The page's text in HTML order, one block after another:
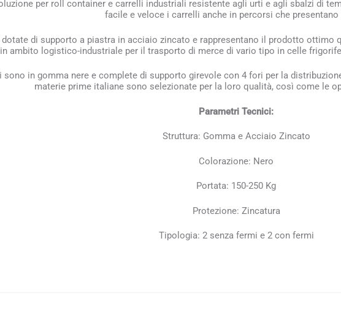
per roll container e carrelli industriali resistente agli urti e agli sbalzi di
facile e veloce i carrelli anche in percorsi che presentano
di supporto a piastra in acciaio zincato e rappresentano il prodotto ottimo
ambito logistico-industriale per il trasporto di merce di vario tipo in celle
sono in gomma nere e complete di supporto girevole con 4 fori per la
materie prime italiane sono selezionate per la loro qualità, così come le
Parametri Tecnici:
Struttura: Gomma e Acciaio Zincato
Colorazione: Nero
Portata: 150-250 Kg
Protezione: Zincatura
Tipologia: 2 senza fermi e 2 con fermi